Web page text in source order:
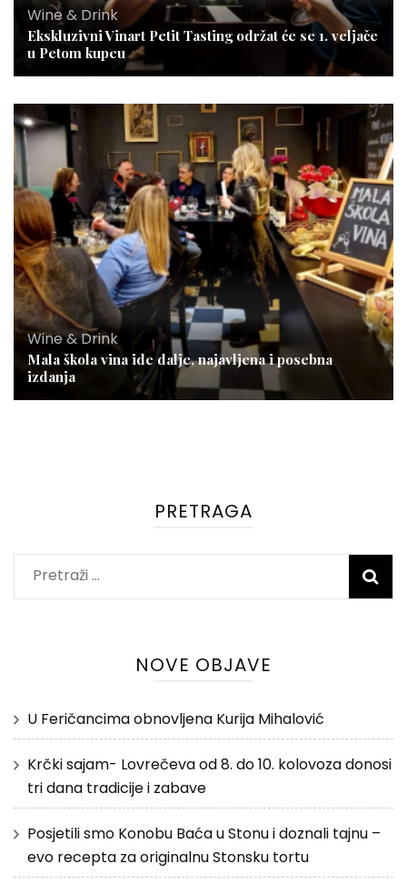
Wine & Drink
Ekskluzivni Vinart Petit Tasting održat će se 1. veljače
u Petom kupeu
Wine & Drink
Mala škola vina ide dalje, najavljena i posebna
izdanja
PRETRAGA
Pretraži:
NOVE OBJAVE
U Feričancima obnovljena Kurija Mihalović
Krčki sajam- Lovrečeva od 8. do 10. kolovoza donosi
tri dana tradicije i zabave
Posjetili smo Konobu Baća u Stonu i doznali tajnu –
evo recepta za originalnu Stonsku tortu